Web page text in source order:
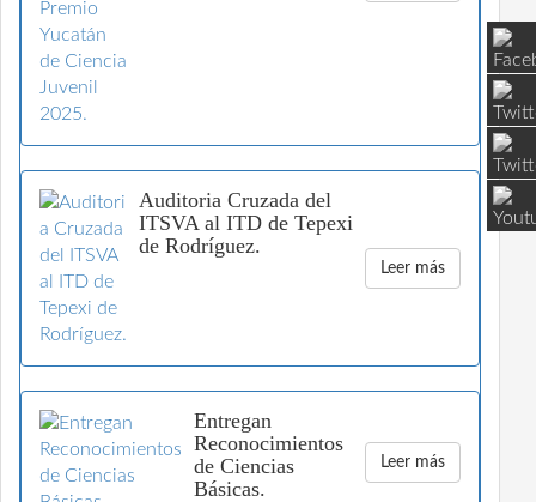
Auditoria Cruzada del
ITSVA al ITD de Tepexi
de Rodríguez.
Leer más
Entregan
Reconocimientos
de Ciencias
Básicas.
Leer más